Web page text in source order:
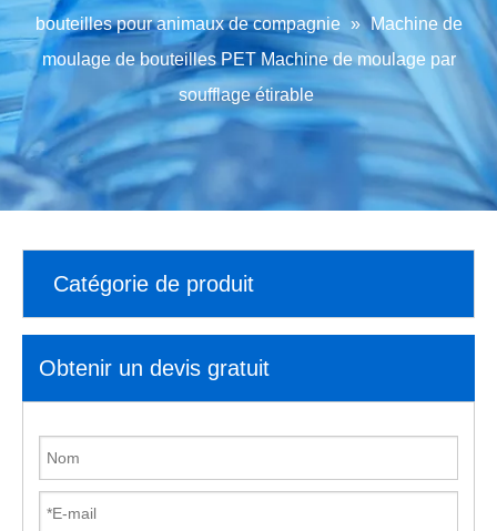
bouteilles pour animaux de compagnie » Machine de
moulage de bouteilles PET Machine de moulage par
soufflage étirable
Catégorie de produit
Obtenir un devis gratuit